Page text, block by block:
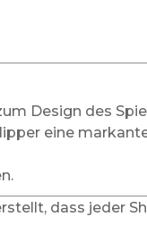
Design des
eine
dass jeder